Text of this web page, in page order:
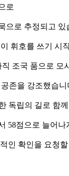
로
으로 추정되고 있
휘호를 쓰기
조국 품으로
존을 강조했습니
독립의 길로 함
58점으로 늘어나
인 확인을 요청